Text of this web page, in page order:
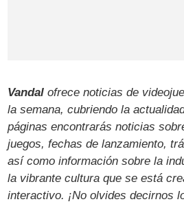
Vandal ofrece noticias de
la semana, cubriendo la
páginas encontrarás noticias
juegos, fechas de lanzamiento,
así como información sobre la
la vibrante cultura que se está
interactivo. ¡No olvides decirnos